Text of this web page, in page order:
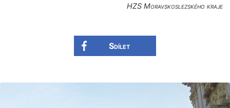
HZS Moravskoslezské­ho kraje
Sdílet